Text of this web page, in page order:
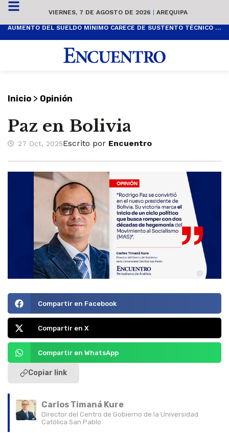
VIERNES, 7 DE AGOSTO DE 2026 | AREQUIPA
AUMENTO DEL SUELDO MÍNIMO CARECE DE SUSTENTO TÉCNICO Y ES POPULISTA
Inicio > Opinión
Paz en Bolivia
27 Oct, 2025Escrito por Encuentro
Compartir en Facebook
Compartir en X
Compartir en WhatsApp
Copiar link
Carlos Timaná Kure
Director del Centro de Gobierno de la Universidad
Católica San Pablo